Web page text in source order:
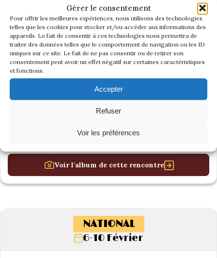
Gérer le consentement
Pour offrir les meilleures expériences, nous utilisons des technologies
telles que les cookies pour stocker et/ou accéder aux informations des
appareils. Le fait de consentir à ces technologies nous permettra de
traiter des données telles que le comportement de navigation ou les ID
uniques sur ce site. Le fait de ne pas consentir ou de retirer son
consentement peut avoir un effet négatif sur certaines caractéristiques
et fonctions.
Accepter
Refuser
Voir les préférences
Voir l'album de cette rencontre
NATIONAL
6-10 Février